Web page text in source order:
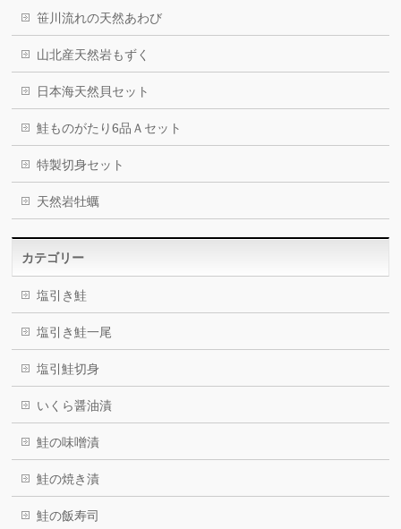
笹川流れの天然あわび
山北産天然岩もずく
日本海天然貝セット
鮭ものがたり6品Ａセット
特製切身セット
天然岩牡蠣
カテゴリー
塩引き鮭
塩引き鮭一尾
塩引鮭切身
いくら醤油漬
鮭の味噌漬
鮭の焼き漬
鮭の飯寿司